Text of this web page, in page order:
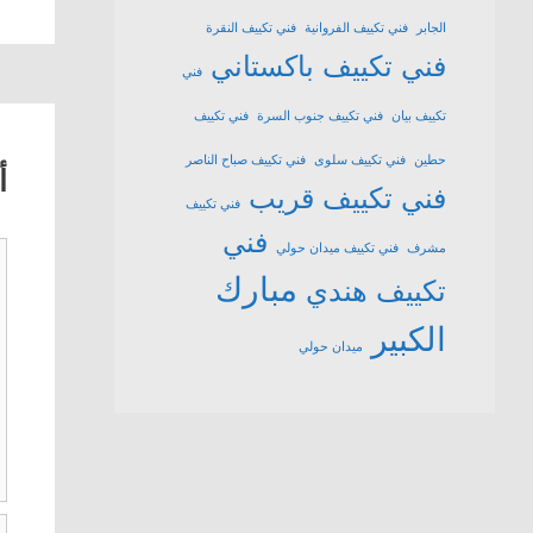
الجابر فني تكييف الفروانية فني تكييف النقرة
فني تكييف باكستاني فني
تكييف بيان فني تكييف جنوب السرة فني تكييف
حطين فني تكييف سلوى فني تكييف صباح الناصر
فني تكييف قريب فني تكييف
مشرف فني تكييف ميدان حولي
فني
تكييف هندي مبارك
الكبير
ميدان حولي